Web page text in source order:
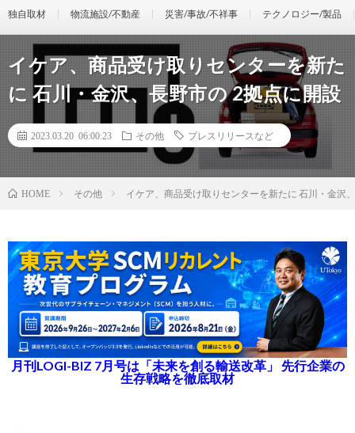
独自取材 物流施設/不動産 災害/事故/不祥事 テクノロジー/製品
イケア、商品受け取りセンターを新た
に 石川・金沢、長野市の 2拠点に開設
2023.03.20 06:00:23 その他 プレスリリースなど
HOME その他 イケア、商品受け取りセンターを新たに 石川・金沢
月刊LOGI-BIZ 7月号は「未来を創る輸送改革」 先行企業の
生存戦略を徹底取材